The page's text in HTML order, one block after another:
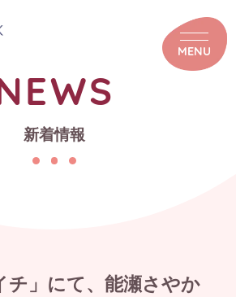
MENU
新着情報
チ」にて、能瀬さやか